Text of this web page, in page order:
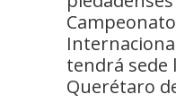
tendrá sede
Querétaro